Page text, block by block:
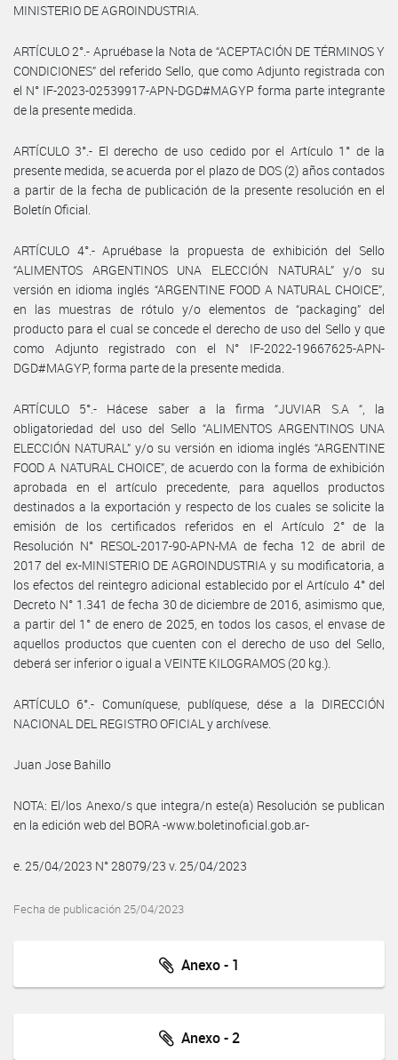
MINISTERIO DE AGROINDUSTRIA.
ARTÍCULO 2°.- Apruébase la Nota de “ACEPTACIÓN DE TÉRMINOS Y
CONDICIONES” del referido Sello, que como Adjunto registrada con
el N° IF-2023-02539917-APN-DGD#MAGYP forma parte integrante
de la presente medida.
ARTÍCULO 3°.- El derecho de uso cedido por el Artículo 1° de la
presente medida, se acuerda por el plazo de DOS (2) años contados
a partir de la fecha de publicación de la presente resolución en el
Boletín Oficial.
ARTÍCULO 4°.- Apruébase la propuesta de exhibición del Sello
“ALIMENTOS ARGENTINOS UNA ELECCIÓN NATURAL” y/o su
versión en idioma inglés “ARGENTINE FOOD A NATURAL CHOICE”,
en las muestras de rótulo y/o elementos de “packaging” del
producto para el cual se concede el derecho de uso del Sello y que
como Adjunto registrado con el N° IF-2022-19667625-APN-
DGD#MAGYP, forma parte de la presente medida.
ARTÍCULO 5°.- Hácese saber a la firma “JUVIAR S.A “, la
obligatoriedad del uso del Sello “ALIMENTOS ARGENTINOS UNA
ELECCIÓN NATURAL” y/o su versión en idioma inglés “ARGENTINE
FOOD A NATURAL CHOICE”, de acuerdo con la forma de exhibición
aprobada en el artículo precedente, para aquellos productos
destinados a la exportación y respecto de los cuales se solicite la
emisión de los certificados referidos en el Artículo 2° de la
Resolución N° RESOL-2017-90-APN-MA de fecha 12 de abril de
2017 del ex-MINISTERIO DE AGROINDUSTRIA y su modificatoria, a
los efectos del reintegro adicional establecido por el Artículo 4° del
Decreto N° 1.341 de fecha 30 de diciembre de 2016, asimismo que,
a partir del 1° de enero de 2025, en todos los casos, el envase de
aquellos productos que cuenten con el derecho de uso del Sello,
deberá ser inferior o igual a VEINTE KILOGRAMOS (20 kg.).
ARTÍCULO 6°.- Comuníquese, publíquese, dése a la DIRECCIÓN
NACIONAL DEL REGISTRO OFICIAL y archívese.
Juan Jose Bahillo
NOTA: El/los Anexo/s que integra/n este(a) Resolución se publican
en la edición web del BORA -www.boletinoficial.gob.ar-
e. 25/04/2023 N° 28079/23 v. 25/04/2023
Fecha de publicación 25/04/2023
Anexo - 1
Anexo - 2